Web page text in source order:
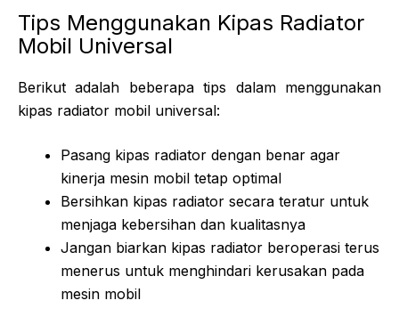
Tips Menggunakan Kipas Radiator
Mobil Universal
Berikut adalah beberapa tips dalam menggunakan
kipas radiator mobil universal:
Pasang kipas radiator dengan benar agar
kinerja mesin mobil tetap optimal
Bersihkan kipas radiator secara teratur untuk
menjaga kebersihan dan kualitasnya
Jangan biarkan kipas radiator beroperasi terus
menerus untuk menghindari kerusakan pada
mesin mobil